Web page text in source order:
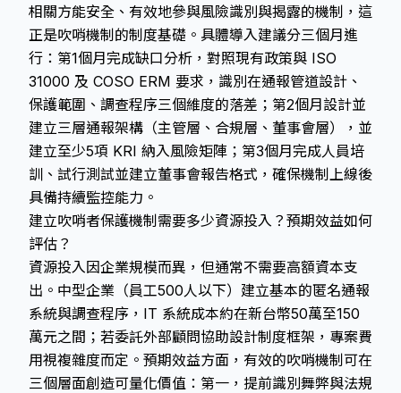
相關方能安全、有效地參與風險識別與揭露的機制，這
正是吹哨機制的制度基礎。具體導入建議分三個月進
行：第1個月完成缺口分析，對照現有政策與 ISO
31000 及 COSO ERM 要求，識別在通報管道設計、
保護範圍、調查程序三個維度的落差；第2個月設計並
建立三層通報架構（主管層、合規層、董事會層），並
建立至少5項 KRI 納入風險矩陣；第3個月完成人員培
訓、試行測試並建立董事會報告格式，確保機制上線後
具備持續監控能力。
建立吹哨者保護機制需要多少資源投入？預期效益如何
評估？
資源投入因企業規模而異，但通常不需要高額資本支
出。中型企業（員工500人以下）建立基本的匿名通報
系統與調查程序，IT 系統成本約在新台幣50萬至150
萬元之間；若委託外部顧問協助設計制度框架，專案費
用視複雜度而定。預期效益方面，有效的吹哨機制可在
三個層面創造可量化價值：第一，提前識別舞弊與法規